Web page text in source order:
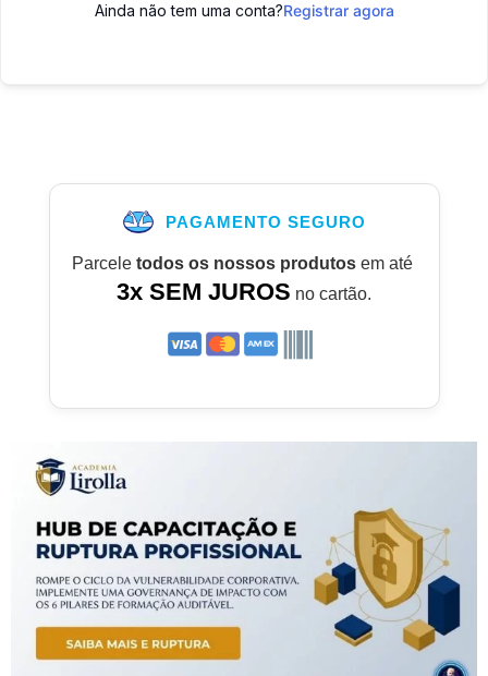
Ainda não tem uma conta?Registrar agora
PAGAMENTO SEGURO
Parcele todos os nossos produtosem até
3x SEM JUROS no cartão.